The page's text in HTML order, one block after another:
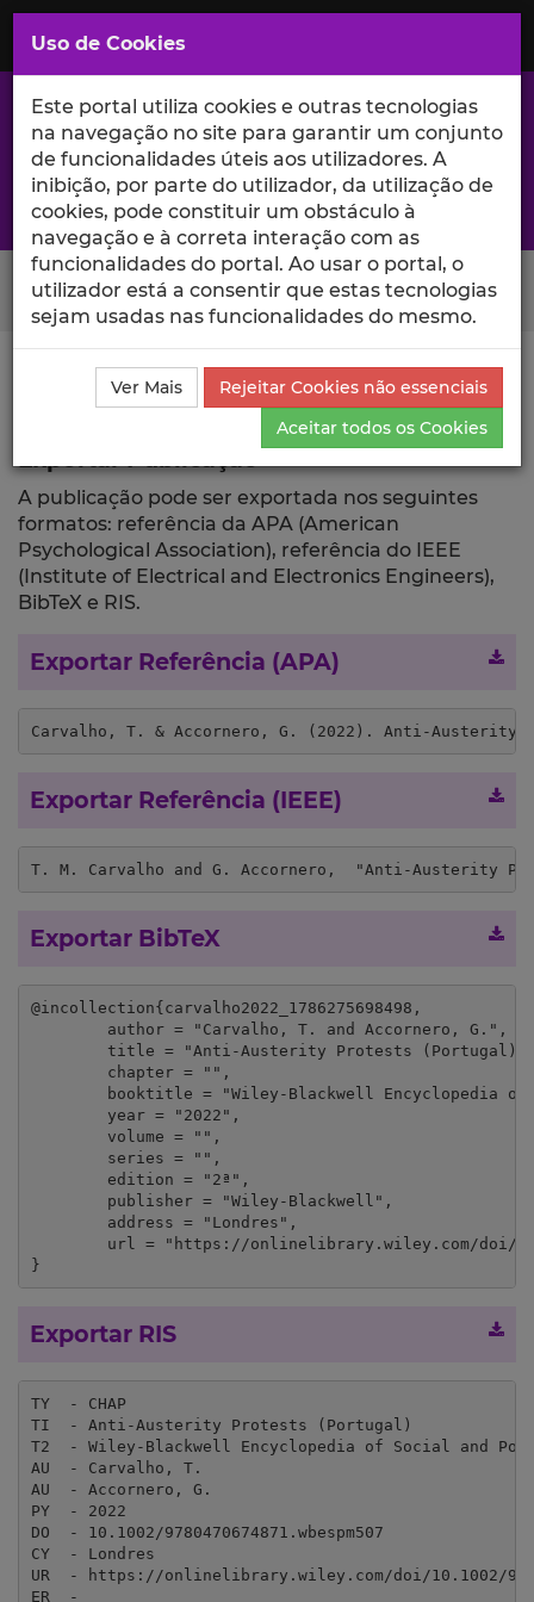
Saltar
para
Conteúdo
Principal
A excelência da investigação e ciência no Iscte
Search Button
Ciência_Iscte Publicações
Descrição Detalhada da
Publicação
Exportar
A publicação pode ser exportada nos seguintes
formatos: referência da APA (American
Psychological Association), referência do IEEE
(Institute of Electrical and Electronics Engineers),
BibTeX e RIS.
Exportar Referência (APA)
Carvalho, T. & Accornero, G. (2022). Anti-Austerity
Exportar Referência (IEEE)
T. M. Carvalho and G. Accornero,  "Anti-Austerity
Exportar BibTeX
@incollection{carvalho2022_1786275698498,
}
Exportar RIS
TY  - CHAP
TI  - Anti-Austerity Protests (Portugal)
T2  - Wiley-Blackwell Encyclopedia of Social and
AU  - Carvalho, T.
AU  - Accornero, G.
PY  - 2022
DO  - 10.1002/9780470674871.wbespm507
CY  - Londres
UR  - https://onlinelibrary.wiley.com/doi/10.1002/
ER  -
Uso de Cookies
Este portal utiliza cookies e outras tecnologias
na navegação no site para garantir um conjunto
de funcionalidades úteis aos utilizadores. A
inibição, por parte do utilizador, da utilização de
cookies, pode constituir um obstáculo à
navegação e à correta interação com as
funcionalidades do portal. Ao usar o portal, o
utilizador está a consentir que estas tecnologias
sejam usadas nas funcionalidades do mesmo.
Ver Mais
Rejeitar Cookies não essenciais
Aceitar todos os Cookies